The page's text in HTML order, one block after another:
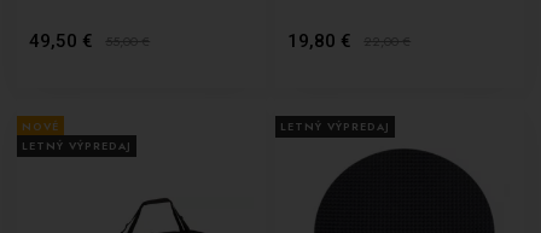
49,50 € 55,00€ 19,80 € 22,00€
NOVÉ
LETNÝ VÝPREDAJ
LETNÝ VÝPREDAJ